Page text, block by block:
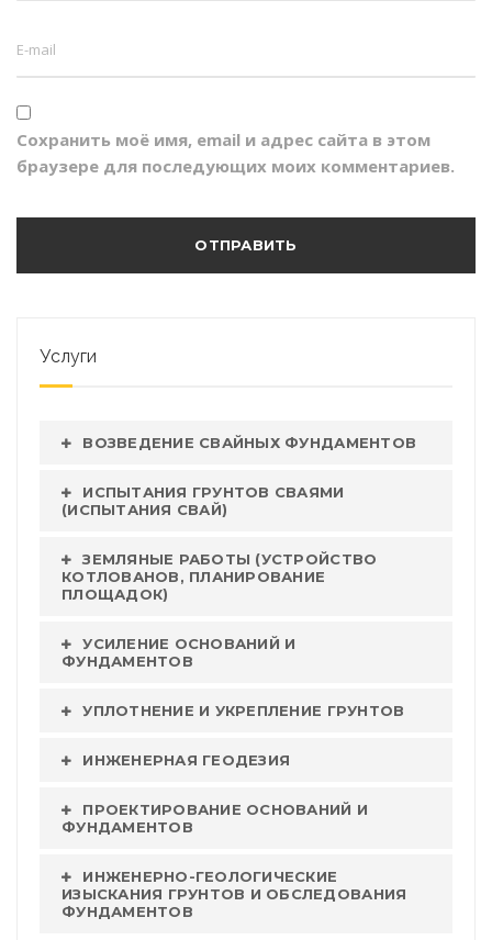
Сохранить моё имя, email и адрес сайта в этом
браузере для последующих моих комментариев.
Услуги
ВОЗВЕДЕНИЕ СВАЙНЫХ ФУНДАМЕНТОВ
ИСПЫТАНИЯ ГРУНТОВ СВАЯМИ
(ИСПЫТАНИЯ СВАЙ)
ЗЕМЛЯНЫЕ РАБОТЫ (УСТРОЙСТВО
КОТЛОВАНОВ, ПЛАНИРОВАНИЕ
ПЛОЩАДОК)
УСИЛЕНИЕ ОСНОВАНИЙ И
ФУНДАМЕНТОВ
УПЛОТНЕНИЕ И УКРЕПЛЕНИЕ ГРУНТОВ
ИНЖЕНЕРНАЯ ГЕОДЕЗИЯ
ПРОЕКТИРОВАНИЕ ОСНОВАНИЙ И
ФУНДАМЕНТОВ
ИНЖЕНЕРНО-ГЕОЛОГИЧЕСКИЕ
ИЗЫСКАНИЯ ГРУНТОВ И ОБСЛЕДОВАНИЯ
ФУНДАМЕНТОВ